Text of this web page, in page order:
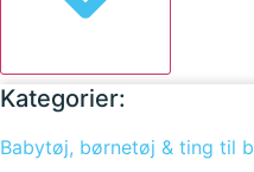
Kategorier:
Babytøj, børnetøj & ting til